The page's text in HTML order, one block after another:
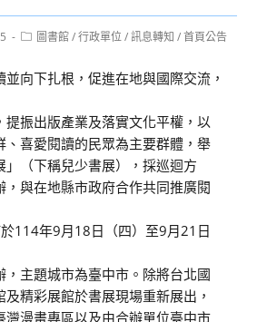
Post圖書館 / 行政單位 / 訊息轉知 / 首頁公告
向下扎根，促進在地與國際交流，
提振出版產業及落實文化平權，以
、喜愛閱讀的民眾為主要群體，舉
」（下稱兒少書展），採巡迴方
，與在地縣市政府合作共同推廣閱
114年9月18日（四）至9月21日
，主題城市為臺中市。除將台北國
精彩展館於書展現場重新展出，
灣漫畫專區以及由合辦單位臺中市